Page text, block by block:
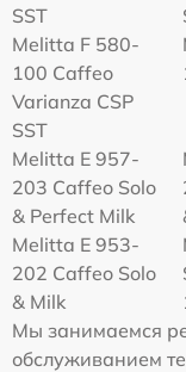
SST
Melitta F 580-
100 Caffeo
Varianza CSP
SST
Melitta E 957-
203 Caffeo Solo
& Perfect Milk
Melitta Е 953-
202 Caffeo Solo
& Milk
Мы занимаемся
обслуживанием